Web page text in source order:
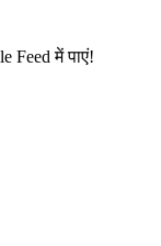
Feed में पाएं!